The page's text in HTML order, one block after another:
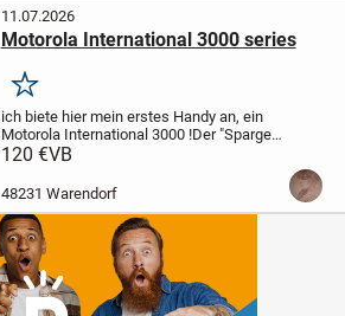
11.07.2026
Motorola International 3000 series
Merken
ich biete hier mein erstes Handy an, ein
Motorola International 3000 !Der "Spargel"
( Antenne) löst sich langsam auf, bröselt !
ist.Ladeschale ist anbei, leider...
120 €VB
48231 Warendorf